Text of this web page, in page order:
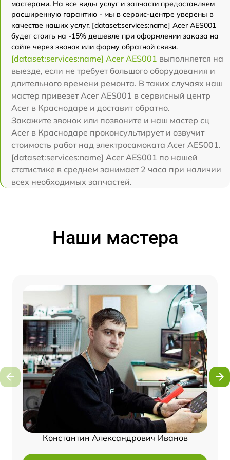
мастерами. На все виды услуг и запчасти предоставляем
расширенную гарантию - мы в сервис-центре уверены в
качестве наших услуг. [dataset:services:name] Acer AES001
будет стоить на -15% дешевле при оформлении заказа на
сайте через звонок или форму обратной связи.
[dataset:services:name] Acer AES001 выполняется на
выезде, если не требует большого оборудования и
длительного времени ремонта. В таких случаях наш
мастер привезет Acer AES001 в сервисный центр
Acer в Краснодаре и доставит обратно.
Закажите звонок или позвоните и наш мастер сц
Acer в Краснодаре проконсультирует и озвучит
стоимость работ над электросамоката Acer AES001.
[dataset:services:name] Acer AES001 по нашей
статистике в среднем занимает 2 часа при наличии
всех необходимых запчастей.
Наши мастера
Константин Александрович Иванов